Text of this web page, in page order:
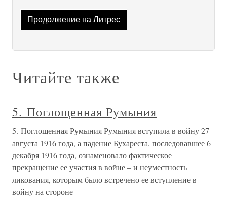
Продолжение на Литрес
Читайте также
5. Поглощенная Румыния
5. Поглощенная Румыния Румыния вступила в войну 27
августа 1916 года, а падение Бухареста, последовавшее 6
декабря 1916 года, ознаменовало фактическое
прекращение ее участия в войне – и неуместность
ликования, которым было встречено ее вступление в
войну на стороне